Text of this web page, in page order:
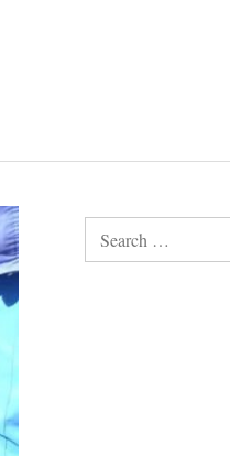
Search
for: